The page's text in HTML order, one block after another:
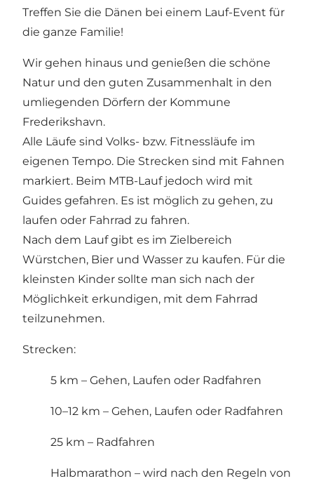
Treffen Sie die Dänen bei einem Lauf-Event für
die ganze Familie!
Wir gehen hinaus und genießen die schöne
Natur und den guten Zusammenhalt in den
umliegenden Dörfern der Kommune
Frederikshavn.
Alle Läufe sind Volks- bzw. Fitnessläufe im
eigenen Tempo. Die Strecken sind mit Fahnen
markiert. Beim MTB-Lauf jedoch wird mit
Guides gefahren. Es ist möglich zu gehen, zu
laufen oder Fahrrad zu fahren.
Nach dem Lauf gibt es im Zielbereich
Würstchen, Bier und Wasser zu kaufen. Für die
kleinsten Kinder sollte man sich nach der
Möglichkeit erkundigen, mit dem Fahrrad
teilzunehmen.
Strecken:
5 km – Gehen, Laufen oder Radfahren
10–12 km – Gehen, Laufen oder Radfahren
25 km – Radfahren
Halbmarathon – wird nach den Regeln von